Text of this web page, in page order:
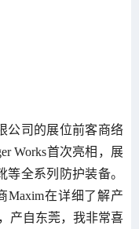
公司的展位前客商络
Works首次亮相，展
全系列防护装备。
Maxim在详细了解产
产自东莞，我非常喜